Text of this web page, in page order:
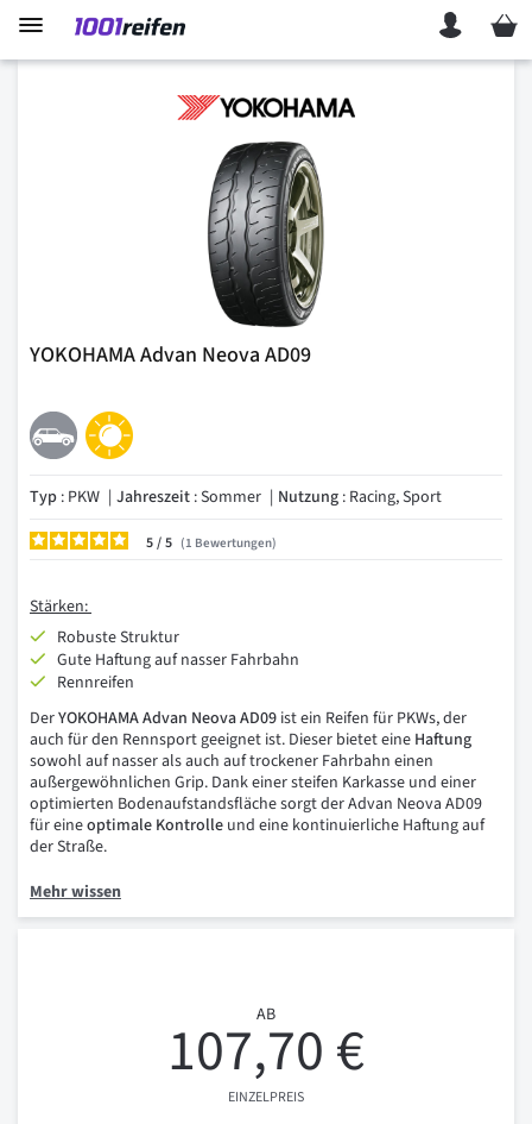
Mein
YOKOHAMA Advan Neova AD09
Typ : PKW Jahreszeit : Sommer Nutzung : Racing, Sport
5/ 1 Bewertungen
Stärken:
Robuste Struktur
Gute Haftung auf nasser Fahrbahn
Rennreifen
DerYOKOHAMA Advan Neova AD09 ist ein Reifen für PKWs, der
auch für den Rennsport geeignet ist. Dieser bietet eine Haftung
sowohl auf nasser als auch auf trockener Fahrbahn einen
außergewöhnlichen Grip. Dank einer steifen Karkasse und einer
optimierten Bodenaufstandsfläche sorgt der Advan Neova AD09
für eineoptimale Kontrolle und eine kontinuierliche Haftung auf
der Straße.
Mehr wissen
AB
107,70 €
EINZELPREIS